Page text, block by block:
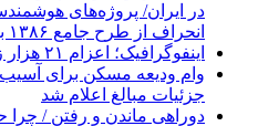
در ایران/ پروژه‌های
انحراف از طرح جامع ۱۳۸۶ به کشور آسیب زد
اینفوگرافیک؛ اعزام ۲۱ هزار زائر اربعین از آذربایجان‌شرقی
وام ودیعه مسکن برای
جزئیات مبالغ اعلام شد
دوراهی ماندن و رفتن / چرا